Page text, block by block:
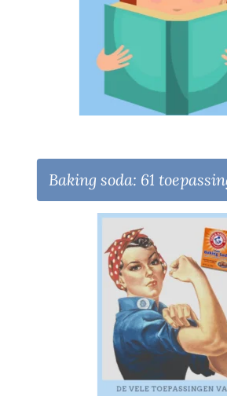
Baking soda: 61